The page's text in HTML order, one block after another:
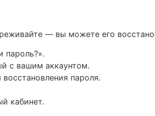
— вы можете его
пароль?».
с вашим аккаунтом.
пароля.
кабинет.